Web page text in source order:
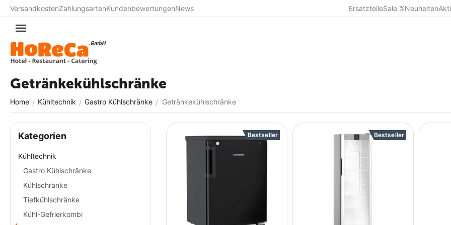
VersandkostenZahlungsartenKundenbewertungenNews ErsatzteileSale %Neuheiten
Getränkekühlschränke
Home / Kühltechnik / Gastro Kühlschränke / Getränkekühlschränke
Bestseller Bestseller
Kategorien
Kühltechnik
Gastro Kühlschränke
Kühlschränke
Tiefkühlschränke
Kühl-Gefrierkombi